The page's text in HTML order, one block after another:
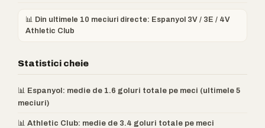
📊 Din ultimele 10 meciuri directe: Espanyol 3V / 3E / 4V
Athletic Club
Statistici cheie
📊 Espanyol: medie de 1.6 goluri totale pe meci (ultimele 5
meciuri)
📊 Athletic Club: medie de 3.4 goluri totale pe meci